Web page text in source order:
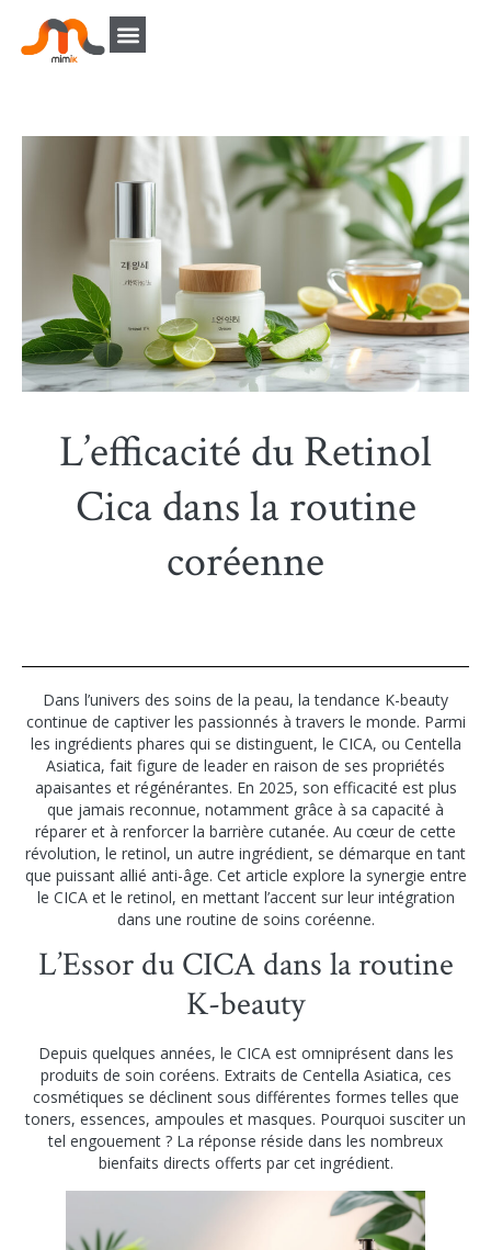
L’efficacité du Retinol
Cica dans la routine
coréenne
Dans l’univers des soins de la peau, la tendance K-beauty
continue de captiver les passionnés à travers le monde. Parmi
les ingrédients phares qui se distinguent, le CICA, ou Centella
Asiatica, fait figure de leader en raison de ses propriétés
apaisantes et régénérantes. En 2025, son efficacité est plus
que jamais reconnue, notamment grâce à sa capacité à
réparer et à renforcer la barrière cutanée. Au cœur de cette
révolution, le retinol, un autre ingrédient, se démarque en tant
que puissant allié anti-âge. Cet article explore la synergie entre
le CICA et le retinol, en mettant l’accent sur leur intégration
dans une routine de soins coréenne.
L’Essor du CICA dans la routine
K-beauty
Depuis quelques années, le CICA est omniprésent dans les
produits de soin coréens. Extraits de Centella Asiatica, ces
cosmétiques se déclinent sous différentes formes telles que
toners, essences, ampoules et masques. Pourquoi susciter un
tel engouement ? La réponse réside dans les nombreux
bienfaits directs offerts par cet ingrédient.